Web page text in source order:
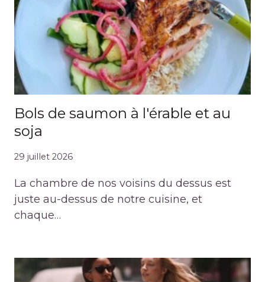
Bols de saumon à l'érable et au
soja
29 juillet 2026
La chambre de nos voisins du dessus est
juste au-dessus de notre cuisine, et
chaque…